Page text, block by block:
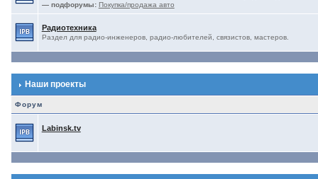
— подфорумы: Покупка/продажа авто
Радиотехника
Раздел для радио-инженеров, радио-любителей, связистов, мастеров.
Наши проекты
Форум
Labinsk.tv